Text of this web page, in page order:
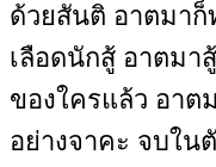
ด้วยสันติ อาตมาก็
เลือดนักสู้ อาตมา
ของใครแล้ว อาต
อย่างจาคะ จบใน